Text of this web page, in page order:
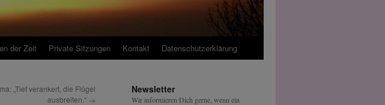
der Zeit Private Sitzungen Kontakt Datenschutz­erklärung
„Tief verankert, die Flügel
ausbreiten.“ →
Newsletter
Wir informieren Dich gerne, wenn ein